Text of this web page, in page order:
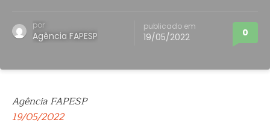
por
Agência FAPESP
publicado em
19/05/2022 0
Agência FAPESP
19/05/2022